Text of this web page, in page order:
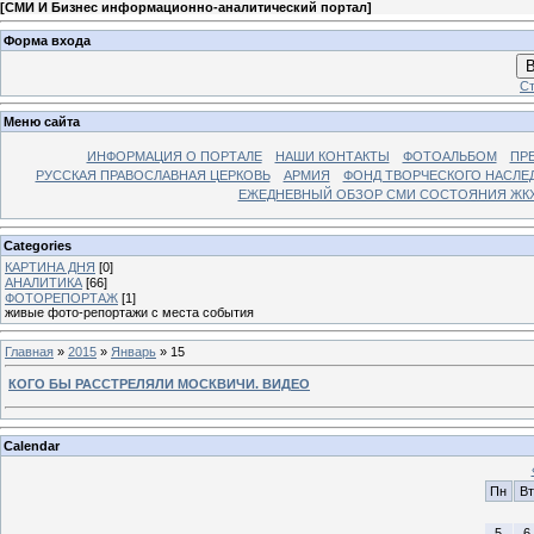
[СМИ И Бизнес информационно-аналитический портал]
Форма входа
Меню сайта
ИНФОРМАЦИЯ О ПОРТАЛЕ НАШИ КОНТАКТЫ ФОТОАЛЬБОМ
РУССКАЯ ПРАВОСЛАВНАЯ ЦЕРКОВЬ
АРМИЯ
ФОНД ТВОРЧЕСКОГО
ЕЖЕДНЕВНЫЙ ОБЗОР СМИ СОСТОЯНИЯ
Categories
КАРТИНА ДНЯ [0]
АНАЛИТИКА [66]
ФОТОРЕПОРТАЖ [1]
живые фото-репортажи с места события
Главная » 2015 » Январь » 15
КОГО БЫ РАССТРЕЛЯЛИ МОСКВИЧИ. ВИДЕО
Calendar
Пн
Вт